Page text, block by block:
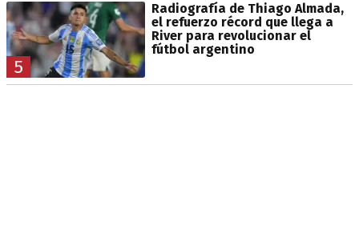
5
Radiografía de Thiago Almada,
el refuerzo récord que llega a
River para revolucionar el
fútbol argentino